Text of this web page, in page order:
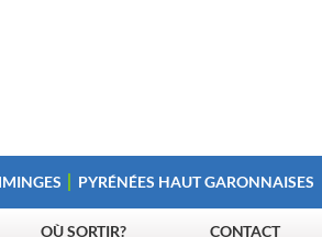
PYRÉNÉES HAUT GARONNAISES
OÙ SORTIR? CONTACT